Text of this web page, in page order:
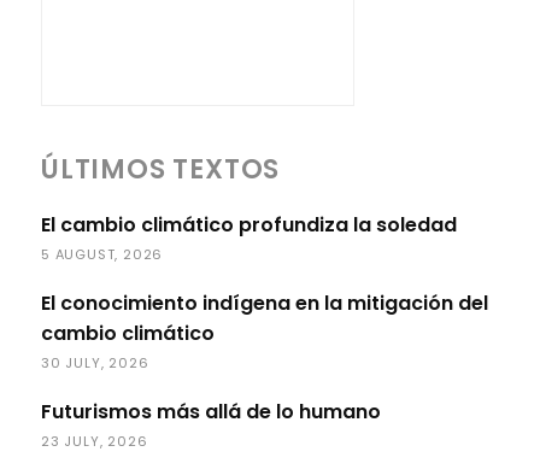
ÚLTIMOS TEXTOS
El cambio climático profundiza la soledad
5 AUGUST, 2026
El conocimiento indígena en la mitigación del
cambio climático
30 JULY, 2026
Futurismos más allá de lo humano
23 JULY, 2026